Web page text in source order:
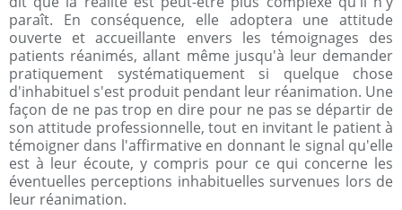
paraît. En conséquence, elle adoptera une attitude
ouverte et accueillante envers les témoignages des
patients réanimés, allant même jusqu'à leur demander
pratiquement systématiquement si quelque chose
d'inhabituel s'est produit pendant leur réanimation. Une
façon de ne pas trop en dire pour ne pas se départir de
son attitude professionnelle, tout en invitant le patient à
témoigner dans l'affirmative en donnant le signal qu'elle
est à leur écoute, y compris pour ce qui concerne les
éventuelles perceptions inhabituelles survenues lors de
leur réanimation.